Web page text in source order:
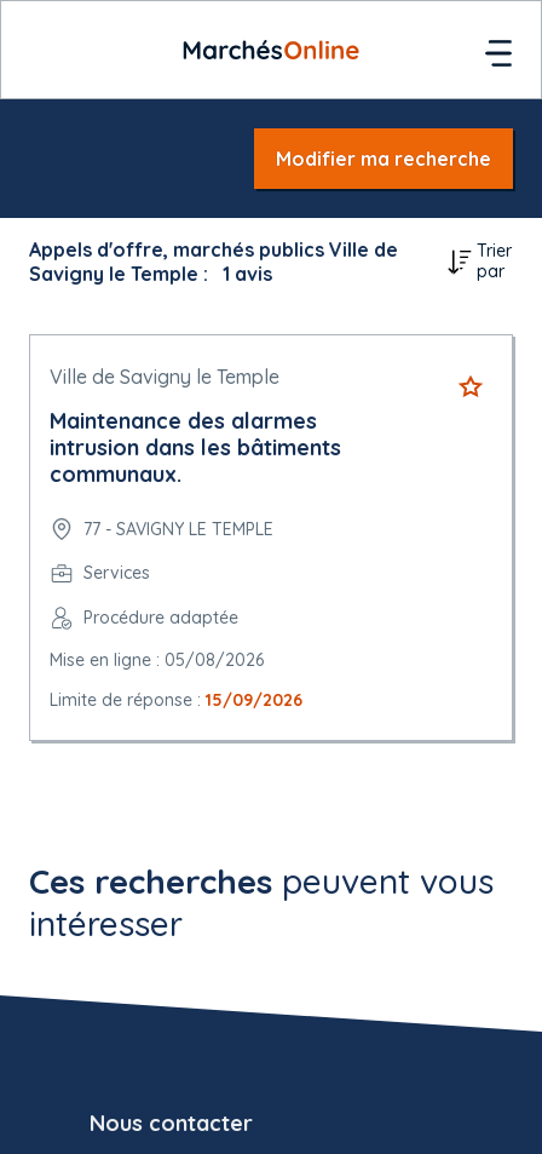
Modifier ma recherche
Appels d'offre, marchés publics Ville de
Savigny le Temple :
1 avis
Trier
par
Ville de Savigny le Temple
Maintenance des alarmes
intrusion dans les bâtiments
communaux.
77 - SAVIGNY LE TEMPLE
Services
Procédure adaptée
Mise en ligne : 05/08/2026
Limite de réponse : 15/09/2026
Ces recherches peuvent vous
intéresser
Nous contacter